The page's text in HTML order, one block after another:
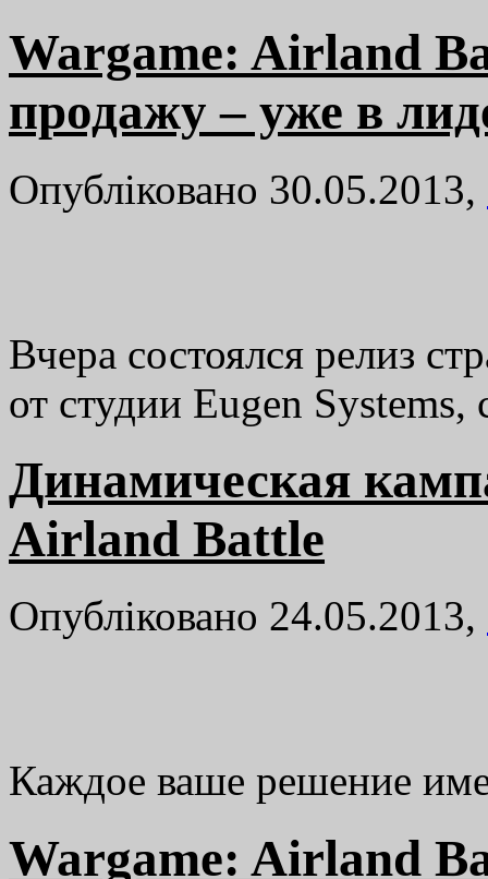
Wargame: Airland
продажу – уже в
Опубліковано 30.05.2013,
Вчера состоялся релиз
от студии Eugen Systems,
Динамическая
Airland Battle
Опубліковано 24.05.2013,
Каждое ваше решение
Wargame: Airland